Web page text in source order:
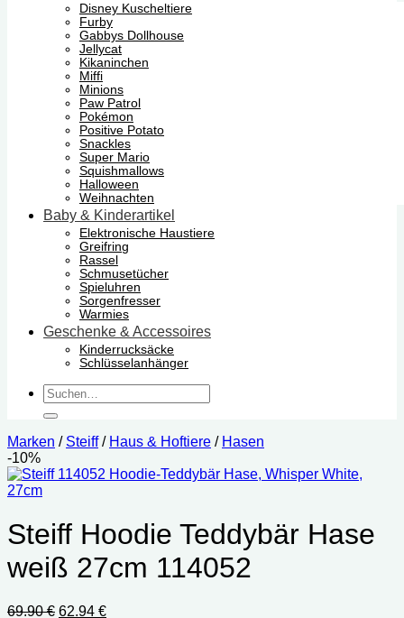
Disney Kuscheltiere
Furby
Gabbys Dollhouse
Jellycat
Kikaninchen
Miffi
Minions
Paw Patrol
Pokémon
Positive Potato
Snackles
Super Mario
Squishmallows
Halloween
Weihnachten
Baby & Kinderartikel
Elektronische Haustiere
Greifring
Rassel
Schmusetücher
Spieluhren
Sorgenfresser
Warmies
Geschenke & Accessoires
Kinderrucksäcke
Schlüsselanhänger
Suchen
nach:
Marken / Steiff / Haus & Hoftiere / Hasen
-10%
Steiff Hoodie Teddybär Hase
weiß 27cm 114052
69.90€ Ursprünglicher
62.94 €Aktueller